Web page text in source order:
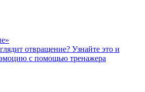
отвращение? Узнайте это и
эмоцию с помощью тренажера